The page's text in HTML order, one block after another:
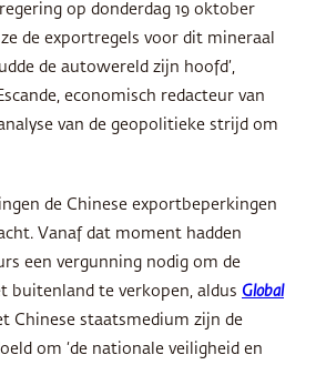
op donderdag 19 oktober
de exportregels voor dit mineraal
de autowereld zijn hoofd’,
economisch redacteur van
analyse van de geopolitieke strijd om
de Chinese exportbeperkingen
Vanaf dat moment hadden
een vergunning nodig om de
buitenland te verkopen, aldus Global
Chinese staatsmedium zijn de
om ‘de nationale veiligheid en